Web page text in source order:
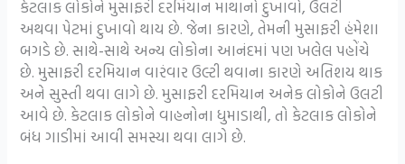
કેટલાક લોકોને મુસાફરી દરમિયાન માથાનો દુખાવો, ઉલટી
અથવા પેટમાં દુખાવો થાય છે. જેના કારણે, તેમની મુસાફરી હંમેશા
બગડે છે. સાથે-સાથે અન્ય લોકોના આનંદમાં પણ ખલેલ પહોંચે
છે. મુસાફરી દરમિયાન વારંવાર ઉલ્ટી થવાના કારણે અતિશય થાક
અને સુસ્તી થવા લાગે છે. મુસાફરી દરમિયાન અનેક લોકોને ઉલટી
આવે છે. કેટલાક લોકોને વાહનોના ધુમાડાથી, તો કેટલાક લોકોને
બંધ ગાડીમાં આવી સમસ્યા થવા લાગે છે.